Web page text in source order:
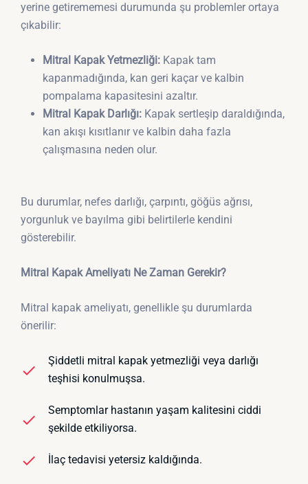
yerine getirememesi durumunda şu problemler ortaya
çıkabilir:
Mitral Kapak Yetmezliği: Kapak tam
kapanmadığında, kan geri kaçar ve kalbin
pompalama kapasitesini azaltır.
Mitral Kapak Darlığı: Kapak sertleşip daraldığında,
kan akışı kısıtlanır ve kalbin daha fazla
çalışmasına neden olur.
Bu durumlar, nefes darlığı, çarpıntı, göğüs ağrısı,
yorgunluk ve bayılma gibi belirtilerle kendini
gösterebilir.
Mitral Kapak Ameliyatı Ne Zaman Gerekir?
Mitral kapak ameliyatı, genellikle şu durumlarda
önerilir:
Şiddetli mitral kapak yetmezliği veya darlığı
teşhisi konulmuşsa.
Semptomlar hastanın yaşam kalitesini ciddi
şekilde etkiliyorsa.
İlaç tedavisi yetersiz kaldığında.